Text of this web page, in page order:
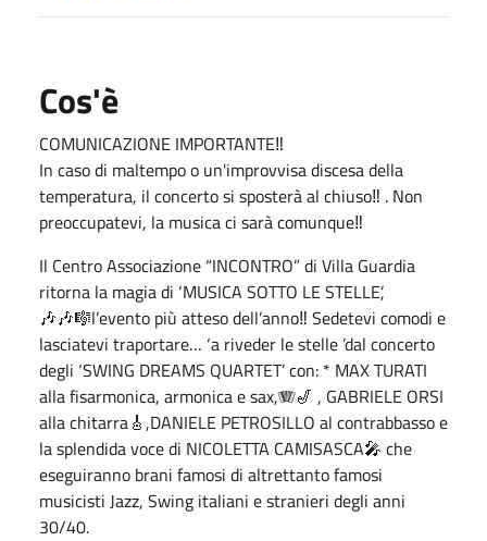
Cos'è
COMUNICAZIONE IMPORTANTE‼️
In caso di maltempo o un'improvvisa discesa della
temperatura, il concerto si sposterà al chiuso‼️ . Non
preoccupatevi, la musica ci sarà comunque‼️
Il Centro Associazione “INCONTRO” di Villa Guardia
ritorna la magia di ‘MUSICA SOTTO LE STELLE’,
🎶🎶🎼l’evento più atteso dell’anno‼️ Sedetevi comodi e
lasciatevi traportare… ‘a riveder le stelle ’dal concerto
degli ‘SWING DREAMS QUARTET’ con: * MAX TURATI
alla fisarmonica, armonica e sax,🪗🎷 , GABRIELE ORSI
alla chitarra🎸,DANIELE PETROSILLO al contrabbasso e
la splendida voce di NICOLETTA CAMISASCA🎤 che
eseguiranno brani famosi di altrettanto famosi
musicisti Jazz, Swing italiani e stranieri degli anni
30/40.